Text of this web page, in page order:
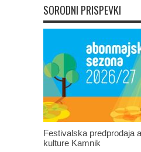
SORODNI PRISPEVKI
Festivalska predprodaja
kulture Kamnik